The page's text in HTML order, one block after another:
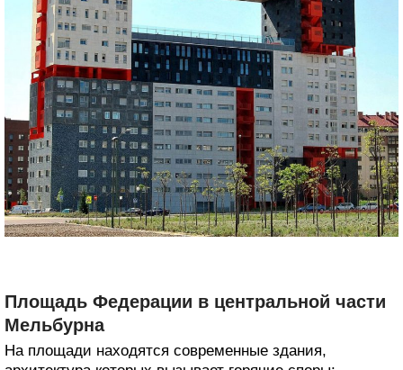
Площадь Федерации в центральной части
Мельбурна
На площади находятся современные здания,